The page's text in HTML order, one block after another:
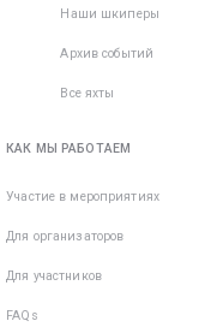
Наши шкиперы
Архив событий
Все яхты
КАК МЫ РАБОТАЕМ
Участие в мероприятиях
Для организаторов
Для участников
FAQs